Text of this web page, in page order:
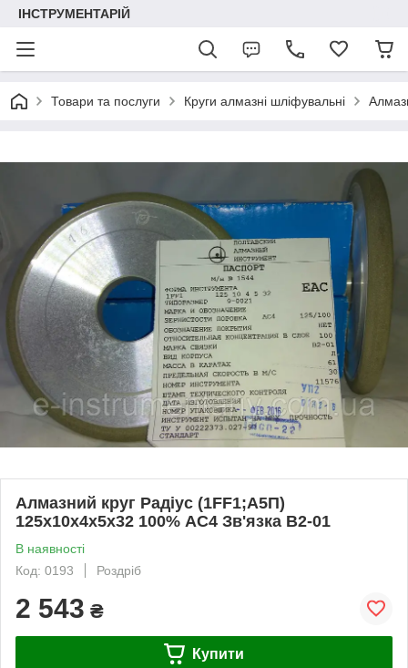
ІНСТРУМЕНТАРІЙ
Товари та послуги Круги алмазні шліфувальні
Алмазний круг Радіус (1FF1;А5П)
125х10х4х5х32 100% АС4 Зв'язка В2-01
В наявності
Код: 0193
Роздріб
2 543 ₴
Купити